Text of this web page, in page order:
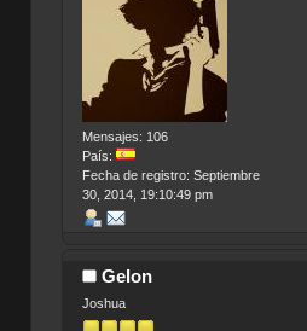
Mensajes: 106
País:
Fecha de registro: Septiembre
30, 2014, 19:10:49 pm
Gelon
Joshua